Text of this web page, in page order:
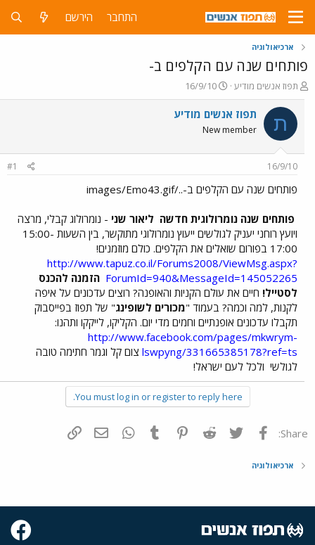
התחבר הירשם
ארכיאולוגיה
פותחים שנה עם הקלפים ב-
פ
ו
ת
ח
ה
ו
ש
א
תפוז אנשים מודיע
פ
ו
ר
ם
ר
י
16/9/10
ת תפוז אנשים מודיע
New member
16/9/10
#1
פותחים שנה עם הקלפים ב-../images/Emo43.gif
פותחים שנה נומרולוגית חדשה ליאור שני - נומרולוג קבלי, מרצה
ויועץ רוחני יעניק לגולשים ייעוץ נומרולוגי מתוקשר, בין השעות 15:00-
17:00 בפורום שואלים את הקלפים. כולם מוזמנים!
http://www.tapuz.co.il/Forums2008/ViewMsg.aspx?
ForumId=940&MessageId=145052265 הזמנה להכנס
לסטייל! חיים את עולם הקניות והאופנה? רוצים עדכונים על איפה
לקנות, למה וכמה? בעמוד "מכורים לשופינג" של תפוז בפייסבוק
תקבלו עדכונים אופנתיים וחמים מדי יום. הקליקו, לייקקו ותהנו:
http://www.facebook.com/pages/mkwrym-
lswpyng/331665385178?ref=ts צום קל וגמר חתימה טובה
לגולשי ולכל לעם ישראל!
You must log in or register to reply here.
Share: פייסבוק Twitter
Reddit
Pinterest
Tumblr
WhatsAppדואר אלקטרוני
ארכיאולוגיה